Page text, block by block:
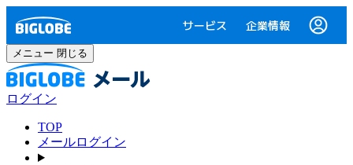
サービス 企業情報
メニュー 閉じる
ログイン
TOP
メールログイン